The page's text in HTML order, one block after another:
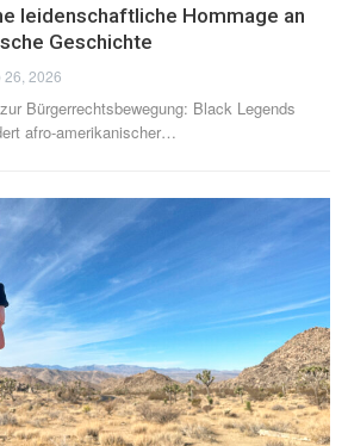
leidenschaftliche Hommage an
Geschichte
26, 2026
Bürgerrechtsbewegung: Black Legends
afro-amerikanischer…